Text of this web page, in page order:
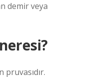
demir veya
pruvasıdır.